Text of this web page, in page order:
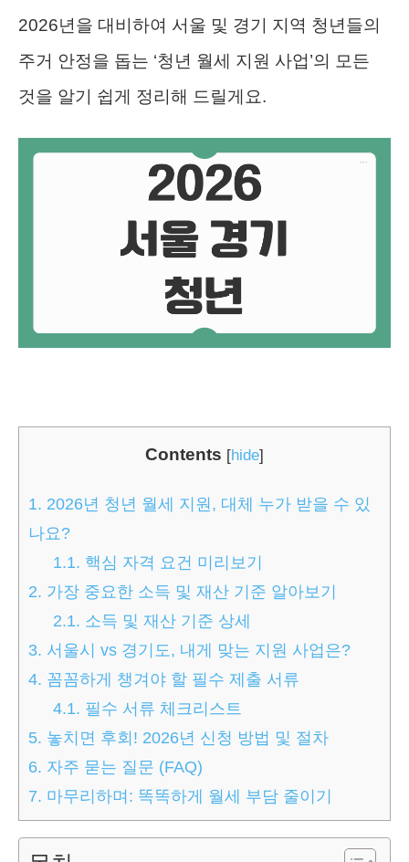
2026년을 대비하여 서울 및 경기 지역 청년들의
주거 안정을 돕는 ‘청년 월세 지원 사업’의 모든
것을 알기 쉽게 정리해 드릴게요.
Contents [hide]
1. 2026년 청년 월세 지원, 대체 누가 받을 수 있
나요?
1.1. 핵심 자격 요건 미리보기
2. 가장 중요한 소득 및 재산 기준 알아보기
2.1. 소득 및 재산 기준 상세
3. 서울시 vs 경기도, 내게 맞는 지원 사업은?
4. 꼼꼼하게 챙겨야 할 필수 제출 서류
4.1. 필수 서류 체크리스트
5. 놓치면 후회! 2026년 신청 방법 및 절차
6. 자주 묻는 질문 (FAQ)
7. 마무리하며: 똑똑하게 월세 부담 줄이기